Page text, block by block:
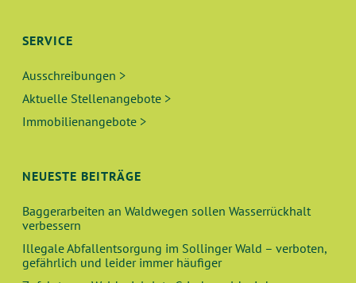
SERVICE
Ausschreibungen >
Aktuelle Stellenangebote >
Immobilienangebote >
NEUESTE BEITRÄGE
Baggerarbeiten an Waldwegen sollen Wasserrückhalt
verbessern
Illegale Abfallentsorgung im Sollinger Wald – verboten,
gefährlich und leider immer häufiger